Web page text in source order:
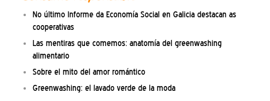
No último Informe da Economía Social en Galicia destacan as
cooperativas
Las mentiras que comemos: anatomía del greenwashing
alimentario
Sobre el mito del amor romántico
Greenwashing: el lavado verde de la moda